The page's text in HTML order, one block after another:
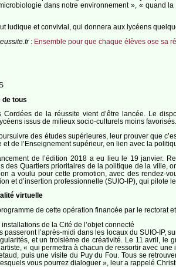
dans notre environnement », « quand
ludique et convivial, qui donnera aux lycéens
: Ensemble pour que chaque élèves ose sa
de tous
Cordées de la réussite vient d’être lancée. Le
issus de milieux socio-culturels moins favorisés.
des études supérieures, leur prouver que
et de l’Enseignement supérieur, en lien avec la
de l’édition 2018 a eu lieu le 19 janvier.
des Quartiers prioritaires de la politique de la ville,
a voulu pour cette promotion, avec des rendez-
et d’insertion professionnelle (SUIO-IP), qui pilote
virtuelle
de cette opération financée par le rectorat
de la Cité de l’objet connecté
passeront l’après-midi dans les locaux du SUIO-IP,
et un troisième de créativité. Le 11 avril,
« qui permettra à chacun de ressortir avec
puis une visite du Puy du Fou. Tous se
vous pourrez dialoguer », leur a rappelé